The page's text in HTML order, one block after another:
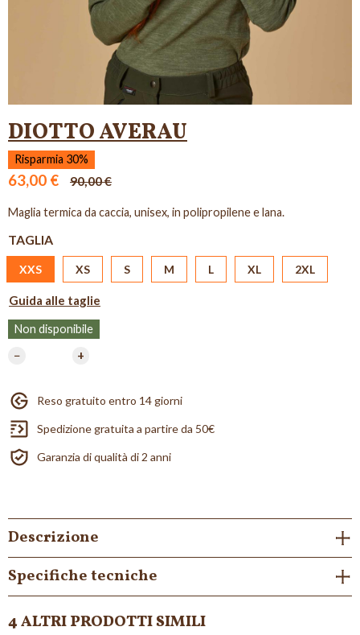
DIOTTO AVERAU
Risparmia 30%
63,00 € 90,00 €
Maglia termica da caccia, unisex, in polipropilene e lana.
TAGLIA
XXS XS S M L XL 2XL
Guida alle taglie
Non disponibile
−
+
Reso gratuito entro 14 giorni
Spedizione gratuita a partire da 50€
Garanzia di qualità di 2 anni
Descrizione
Specifiche tecniche
4 ALTRI PRODOTTI SIMILI